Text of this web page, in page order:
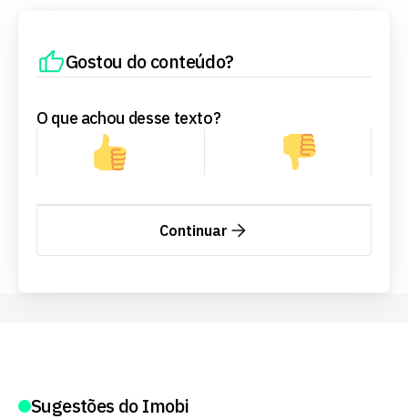
Gostou do conteúdo?
O que achou desse texto?
Continuar
Sugestões do Imobi